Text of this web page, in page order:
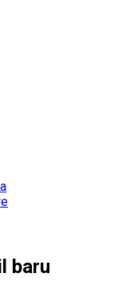
baru